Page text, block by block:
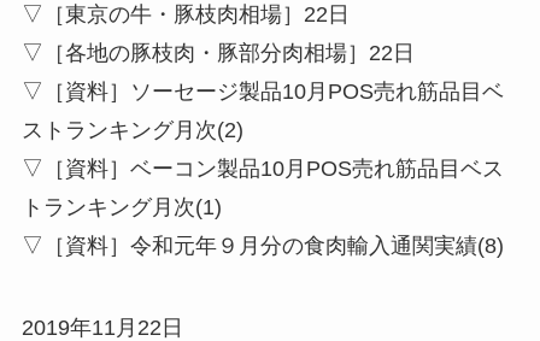
▽［東京の牛・豚枝肉相場］22日
▽［各地の豚枝肉・豚部分肉相場］22日
▽［資料］ソーセージ製品10月POS売れ筋品目ベ
ストランキング月次(2)
▽［資料］ベーコン製品10月POS売れ筋品目ベス
トランキング月次(1)
▽［資料］令和元年９月分の食肉輸入通関実績(8)
2019年11月22日